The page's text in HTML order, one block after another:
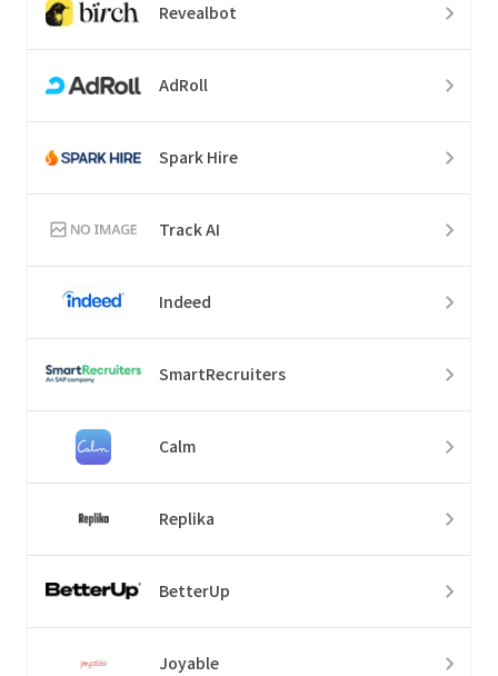
Revealbot
AdRoll
Spark Hire
Track AI
Indeed
SmartRecruiters
Calm
Replika
BetterUp
Joyable